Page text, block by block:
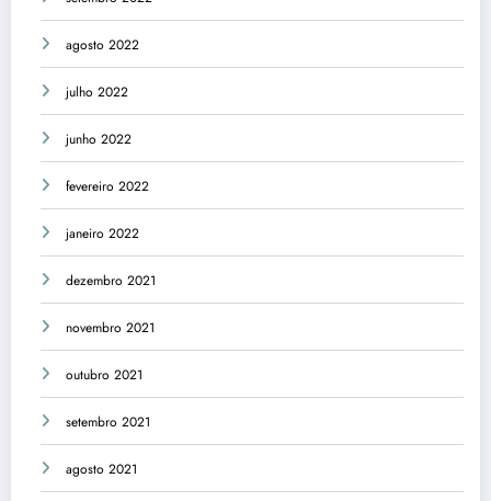
agosto 2022
julho 2022
junho 2022
fevereiro 2022
janeiro 2022
dezembro 2021
novembro 2021
outubro 2021
setembro 2021
agosto 2021